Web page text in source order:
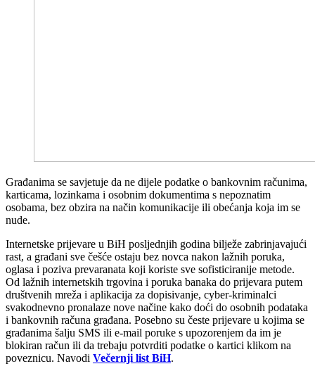
Građanima se savjetuje da ne dijele podatke o bankovnim računima,
karticama, lozinkama i osobnim dokumentima s nepoznatim
osobama, bez obzira na način komunikacije ili obećanja koja im se
nude.
Internetske prijevare u BiH posljednjih godina bilježe zabrinjavajući
rast, a građani sve češće ostaju bez novca nakon lažnih poruka,
oglasa i poziva prevaranata koji koriste sve sofisticiranije metode.
Od lažnih internetskih trgovina i poruka banaka do prijevara putem
društvenih mreža i aplikacija za dopisivanje, cyber-kriminalci
svakodnevno pronalaze nove načine kako doći do osobnih podataka
i bankovnih računa građana. Posebno su česte prijevare u kojima se
građanima šalju SMS ili e-mail poruke s upozorenjem da im je
blokiran račun ili da trebaju potvrditi podatke o kartici klikom na
poveznicu. Navodi Večernji list BiH.